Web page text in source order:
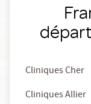
Cliniques Cher
Cliniques Allier